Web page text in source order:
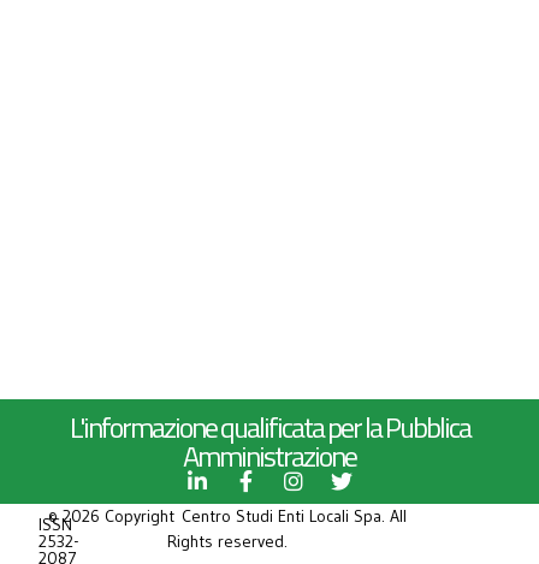
L'informazione qualificata per la Pubblica
Amministrazione
ISSN
2532-
2087
© 2026 Copyright Centro Studi Enti Locali Spa. All
Rights reserved.